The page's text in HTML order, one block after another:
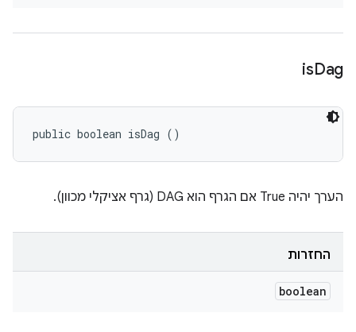
isDag
public boolean isDag ()
הערך יהיה True אם הגרף הוא DAG (גרף אציקלי מכוון).
החזרות
boolean